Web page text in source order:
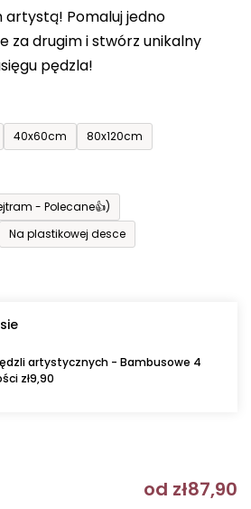
Pomaluj jedno
za drugim i stwórz unikalny
pędzla!
40x60cm 80x120cm
- Polecane👍)
Na plastikowej desce
artystycznych - Bambusowe 4
zł9,90
od zł87,90